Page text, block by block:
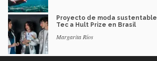
Proyecto de moda
Tec a Hult Prize en Brasil
Margarita Ríos